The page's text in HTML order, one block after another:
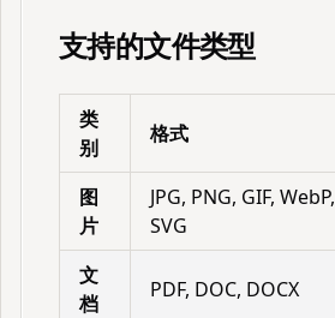
支持的文件类型
类
别
格式
图
片
JPG, PNG, GIF, WebP,
SVG
文
档
PDF, DOC, DOCX